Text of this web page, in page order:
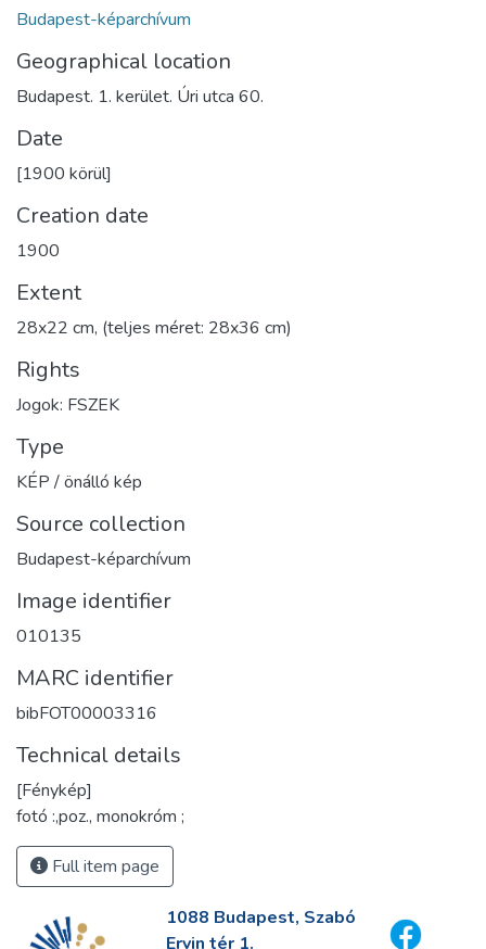
Budapest-képarchívum
Geographical location
Budapest. 1. kerület. Úri utca 60.
Date
[1900 körül]
Creation date
1900
Extent
28x22 cm, (teljes méret: 28x36 cm)
Rights
Jogok: FSZEK
Type
KÉP / önálló kép
Source collection
Budapest-képarchívum
Image identifier
010135
MARC identifier
bibFOT00003316
Technical details
[Fénykép]
fotó :,poz., monokróm ;
Full item page
1088 Budapest, Szabó
Ervin tér 1.